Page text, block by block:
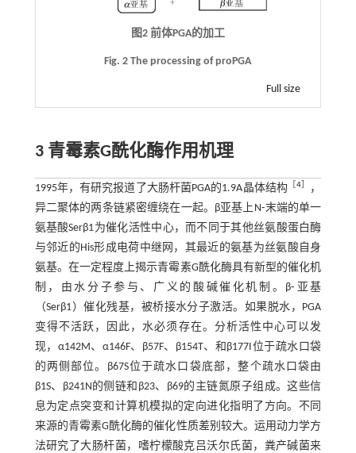
图2 前体PGA的加工
Fig. 2 The processing of proPGA
Full size
3 青霉素G酰化酶作用机理
1995年，有研究报道了大肠杆菌PGA的1.9A晶体结构 ［4
，
异二聚体的两条链紧密缠绕在一起。β亚基上N⁃末端的单一
氨基酸Serβ1为催化活性中心，而不同于其他丝氨酸蛋白酶
与邻近的His形成电荷中继网，其最近的氨基为丝氨酸自身
氨基。在一定程度上揭示青霉素G酰化酶具有新型的催化机
制，由水分子参与、广义的酸碱催化机制。β⁃亚基
（Serβ1）催化残基，被桥接水分子激活。如果脱水，PGA
变得不活跃，因此，水必须存在。分析活性中心可以发
现，α142M、α146F、β57F、β154T、和β177I位于疏水口袋
的两侧部位。β67S位于疏水口袋底部，整个疏水口袋由
β1S、β241N的侧链和β23、β69的主链氮原子组成。这些信
息为定点突变和计算机模拟的定向进化指明了方向。不同
来源的青霉素G酰化酶的催化性质差别较大。运用动力学方
法研究了大肠杆菌，嗜柠檬酸克吕沃尔氏菌，粪产碱菌来